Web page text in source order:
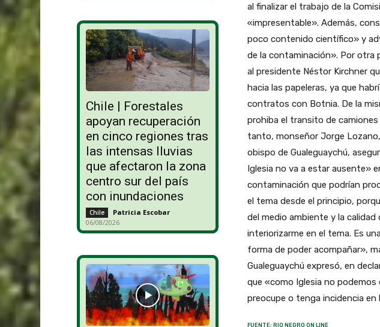
Chile | Forestales
apoyan recuperación
en cinco regiones tras
las intensas lluvias
que afectaron la zona
centro sur del país
con inundaciones
Chile Patricia Escobar -
06/08/2026
al finalizar el trabajo de la
«impresentable». Además,
poco contenido científico» y
de la contaminación». Por otra
al presidente Néstor Kirchner
hacia las papeleras, ya que
contratos con Botnia. De la
prohiba el transito de
tanto, monseñor Jorge
obispo de Gualeguaychú,
Iglesia no va a estar ausente»
contaminación que podrían
el tema desde el principio,
del medio ambiente y la
interiorizarme en el tema. Es
forma de poder acompañar»,
Gualeguaychú expresó, en
que «como Iglesia no
preocupe o tenga incidencia en
FUENTE: RIO NEGRO ON LINE